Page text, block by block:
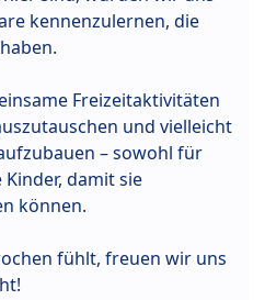
kennenzulernen, die
Freizeitaktivitäten
und vielleicht
– sowohl für
damit sie
können.
fühlt, freuen wir uns